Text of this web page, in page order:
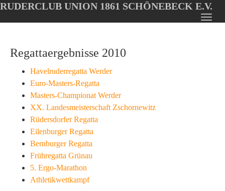
Oops, an error occurred! Code: 20260806153211b0e9fc64
main
RUDERCLUB UNION 1861 SCHÖNEBECK E.V.
Regattaergebnisse 2010
Havelruderregatta Werder
Euro-Masters-Regatta
Masters-Championat Werder
XX. Landesmeisterschaft Zschornewitz
Rüdersdorfer Regatta
Eilenburger Regatta
Bernburger Regatta
Frühregatta Grünau
5. Ergo-Marathon
Athletikwettkampf